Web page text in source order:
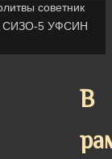
советник
СИЗО-5 УФСИН
В